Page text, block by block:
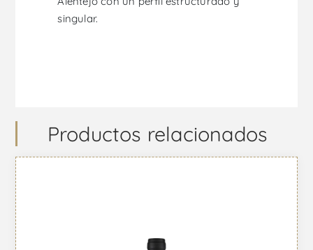
singular.
Productos relacionados